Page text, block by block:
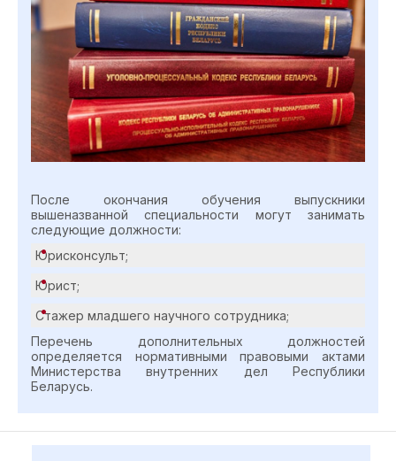
После окончания обучения выпускники
вышеназванной специальности могут занимать
следующие должности:
Юрисконсульт;
Юрист;
Стажер младшего научного сотрудника;
Перечень дополнительных должностей
определяется нормативными правовыми актами
Министерства внутренних дел Республики
Беларусь.